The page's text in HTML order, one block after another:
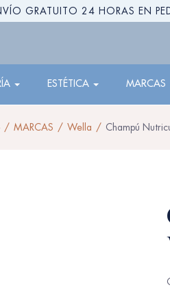
GRATUITO 24 HORAS EN
ESTÉTICA MARCAS
MARCAS Wella Champú